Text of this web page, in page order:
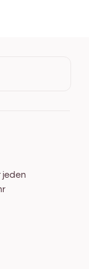
jeden